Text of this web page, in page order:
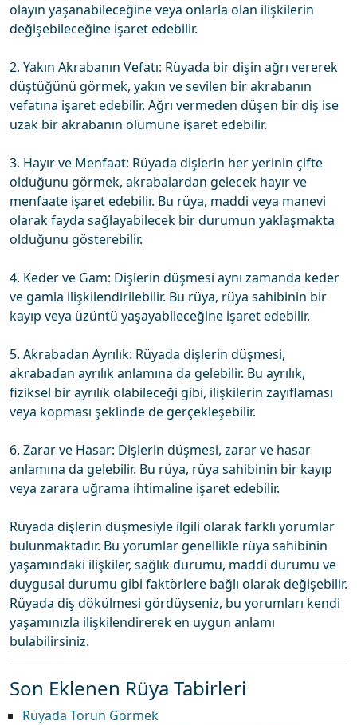
olayın yaşanabileceğine veya onlarla olan ilişkilerin
değişebileceğine işaret edebilir.
2. Yakın Akrabanın Vefatı: Rüyada bir dişin ağrı vererek
düştüğünü görmek, yakın ve sevilen bir akrabanın
vefatına işaret edebilir. Ağrı vermeden düşen bir diş ise
uzak bir akrabanın ölümüne işaret edebilir.
3. Hayır ve Menfaat: Rüyada dişlerin her yerinin çifte
olduğunu görmek, akrabalardan gelecek hayır ve
menfaate işaret edebilir. Bu rüya, maddi veya manevi
olarak fayda sağlayabilecek bir durumun yaklaşmakta
olduğunu gösterebilir.
4. Keder ve Gam: Dişlerin düşmesi aynı zamanda keder
ve gamla ilişkilendirilebilir. Bu rüya, rüya sahibinin bir
kayıp veya üzüntü yaşayabileceğine işaret edebilir.
5. Akrabadan Ayrılık: Rüyada dişlerin düşmesi,
akrabadan ayrılık anlamına da gelebilir. Bu ayrılık,
fiziksel bir ayrılık olabileceği gibi, ilişkilerin zayıflaması
veya kopması şeklinde de gerçekleşebilir.
6. Zarar ve Hasar: Dişlerin düşmesi, zarar ve hasar
anlamına da gelebilir. Bu rüya, rüya sahibinin bir kayıp
veya zarara uğrama ihtimaline işaret edebilir.
Rüyada dişlerin düşmesiyle ilgili olarak farklı yorumlar
bulunmaktadır. Bu yorumlar genellikle rüya sahibinin
yaşamındaki ilişkiler, sağlık durumu, maddi durumu ve
duygusal durumu gibi faktörlere bağlı olarak değişebilir.
Rüyada diş dökülmesi gördüyseniz, bu yorumları kendi
yaşamınızla ilişkilendirerek en uygun anlamı
bulabilirsiniz.
Son Eklenen Rüya Tabirleri
Rüyada Torun Görmek